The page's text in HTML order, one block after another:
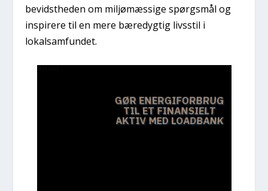
bevidstheden om miljømæssige spørgsmål og
inspirere til en mere bæredygtig livsstil i
lokalsamfundet.